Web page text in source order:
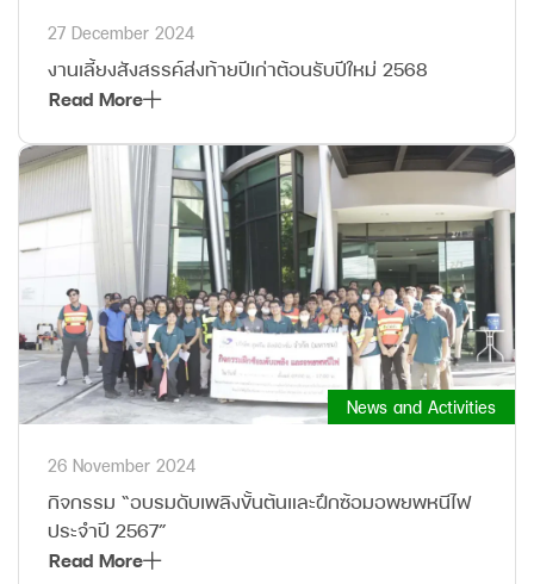
27 December 2024
งานเลี้ยงสังสรรค์ส่งท้ายปีเก่าต้อนรับปีใหม่ 2568
Read More
News and Activities
26 November 2024
กิจกรรม “อบรมดับเพลิงขั้นต้นและฝึกซ้อมอพยพหนีไฟ
ประจำปี 2567”
Read More